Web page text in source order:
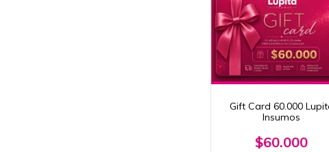
Gift Card 60.000
Insumos
$60.000